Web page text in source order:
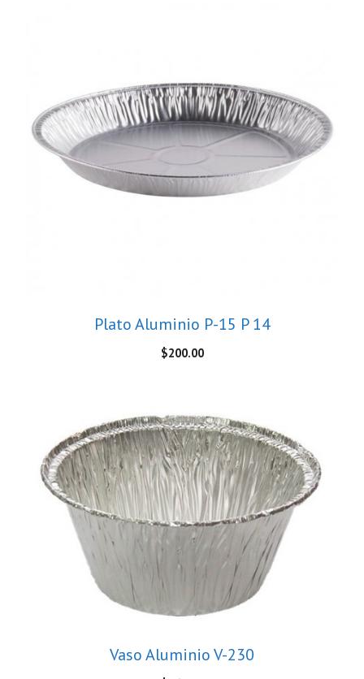
Plato Aluminio P-15 P 14
$200.00
Vaso Aluminio V-230